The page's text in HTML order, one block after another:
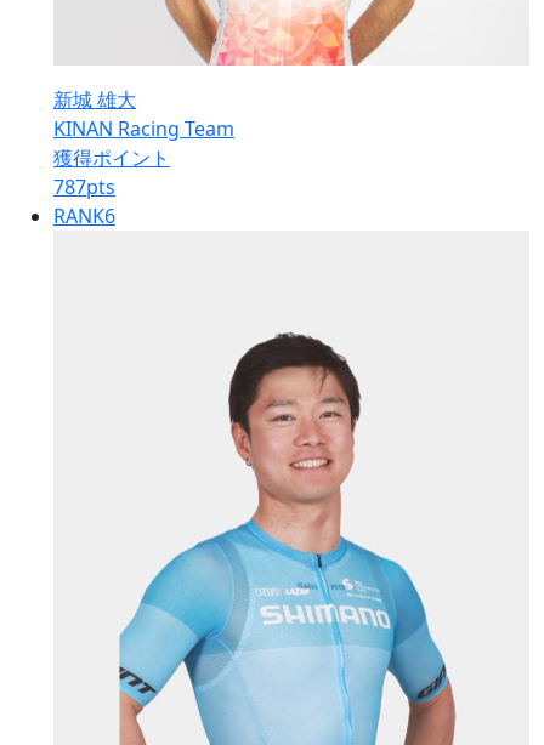
新城 雄大
KINAN Racing Team
獲得ポイント
787pts
RANK6